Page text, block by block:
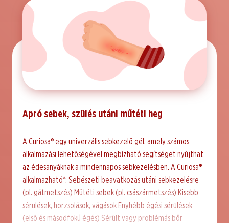
Apró sebek, szülés utáni műtéti heg
A Curiosa® egy univerzális sebkezelő gél, amely számos
alkalmazási lehetőségével megbízható segítséget nyújthat
az édesanyáknak a mindennapos sebkezelésben. A Curiosa®
alkalmazható*: Sebészeti beavatkozás utáni sebkezelésre
(pl. gátmetszés) Műtéti sebek (pl. császármetszés) Kisebb
sérülések, horzsolások, vágások Enyhébb égési sérülések
(első és másodfokú égés) Sérült vagy problémás bőr